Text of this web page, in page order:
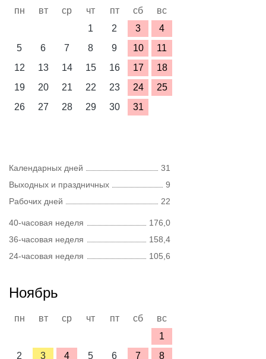
пн вт ср чт пт сб
вс
1
2 3
4
5
6 7 8 9 10
11
12
13 14 15 16 17
18
19
20 21 22 23 24
25
26
27 28 29 30 31
Календарных дней
31
Выходных и праздничных
9
Рабочих дней
22
40-часовая неделя
176,0
36-часовая неделя
158,4
24-часовая неделя
105,6
Ноябрь
пн вт ср чт пт сб
вс
1
2
3 4 5 6 7 8